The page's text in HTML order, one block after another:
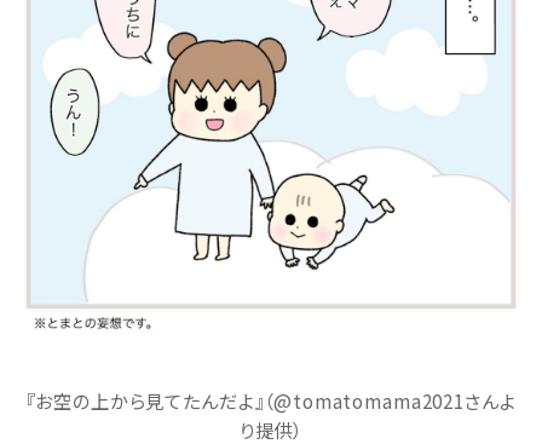
『お空の上から見てたんだよ』（@tomatomama2021さんよ
り提供）